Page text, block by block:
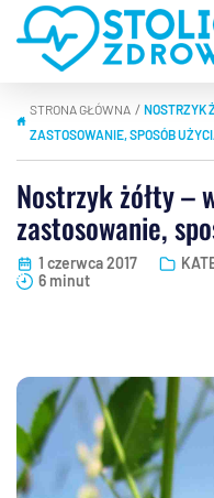
STRONA GŁÓWNA | NOSTRZYK
ZASTOSOWANIE, SPOSÓB
Nostrzyk żółty –
zastosowanie,
1 czerwca 2017
6 minut